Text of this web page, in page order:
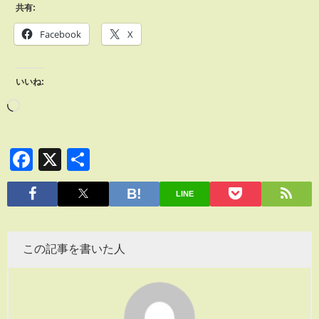
共有:
Facebook X
いいね:
Facebook
X
有
LINE
この記事を書いた人